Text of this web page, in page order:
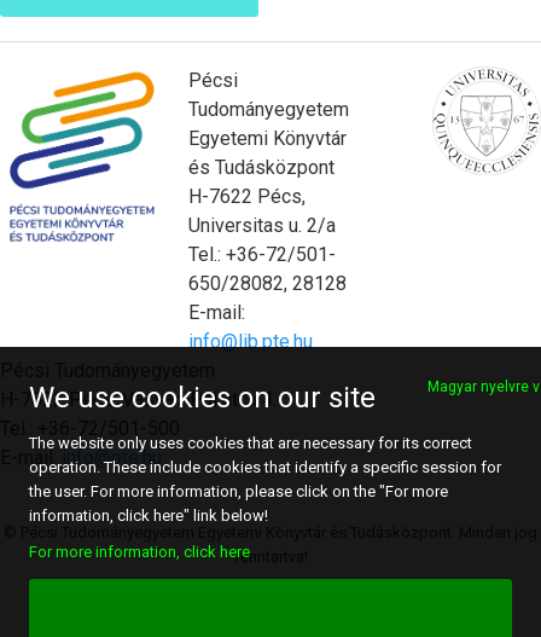
Pécsi
Tudományegyetem
Egyetemi Könyvtár
és Tudásközpont
H-7622 Pécs,
Universitas u. 2/a
Tel.: +36-72/501-
650/28082, 28128
E-mail:
info@lib.pte.hu
H-7622 Pécs, Vasvári Pál utca 4.
info@pte.hu
fenntartva!
We use cookies on our site Magyar nyelvre
The website only uses cookies that are necessary for its correct
operation. These include cookies that identify a specific session for
the user. For more information, please click on the "For more
information, click here" link below!
For more information, click here